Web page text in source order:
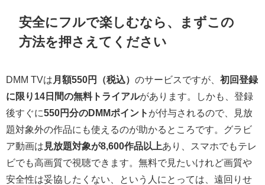
安全にフルで楽しむなら、まずこの
方法を押さえてください
DMM TVは 月額550円（税込） のサービスですが、 初回登録
に限り14日間の無料トライアルがあります。しかも、登録
後すぐに550円分のDMMポイント が付与されるので、見放
題対象外の作品にも使えるのが助かるところです。グラビ
ア動画は 見放題対象が8,600作品以上あり、スマホでもテレ
ビでも高画質で視聴できます。無料で見たいけれど画質や
安全性は妥協したくない、という人にとっては、遠回りせ